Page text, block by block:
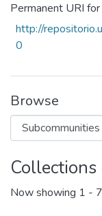
Permanent URI
http://
0
Browse
Now showing 1 -